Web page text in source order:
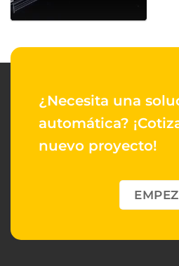
¿Necesita una
automática?
nuevo proyecto!